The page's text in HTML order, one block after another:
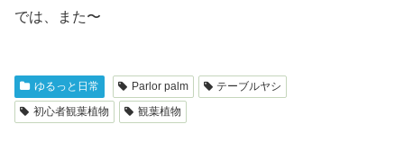
では、また〜
ゆるっと日常 Parlor palm
テーブルヤシ
初心者観葉植物
観葉植物